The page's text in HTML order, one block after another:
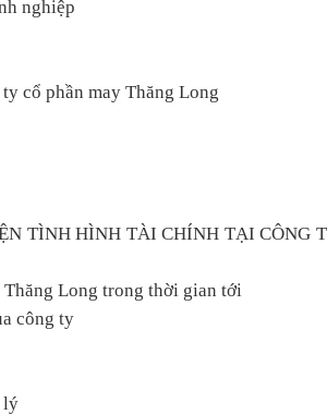
nghiệp
cổ phần may Thăng Long
TÌNH HÌNH TÀI CHÍNH TẠI CÔNG
Long trong thời gian tới
công ty
lý